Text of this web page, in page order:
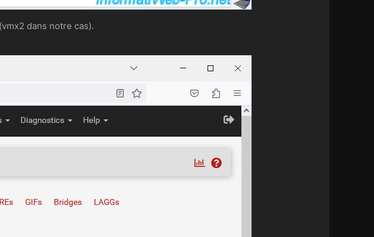
dans notre cas).